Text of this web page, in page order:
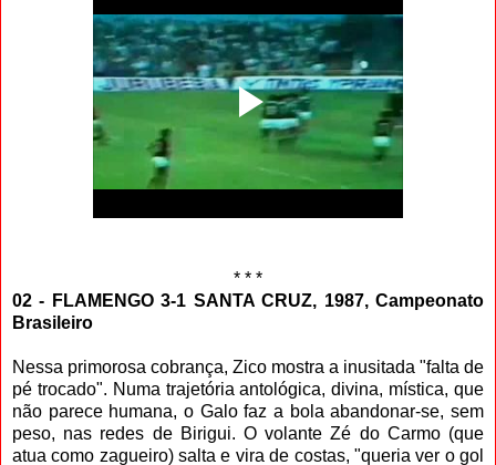
* * *
02 - FLAMENGO 3-1 SANTA CRUZ, 1987, Campeonato
Brasileiro
Nessa primorosa cobrança, Zico mostra a inusitada "falta de
pé trocado". Numa trajetória antológica, divina, mística, que
não parece humana, o Galo faz a bola abandonar-se, sem
peso, nas redes de Birigui. O volante Zé do Carmo (que
atua como zagueiro) salta e vira de costas, "queria ver o gol